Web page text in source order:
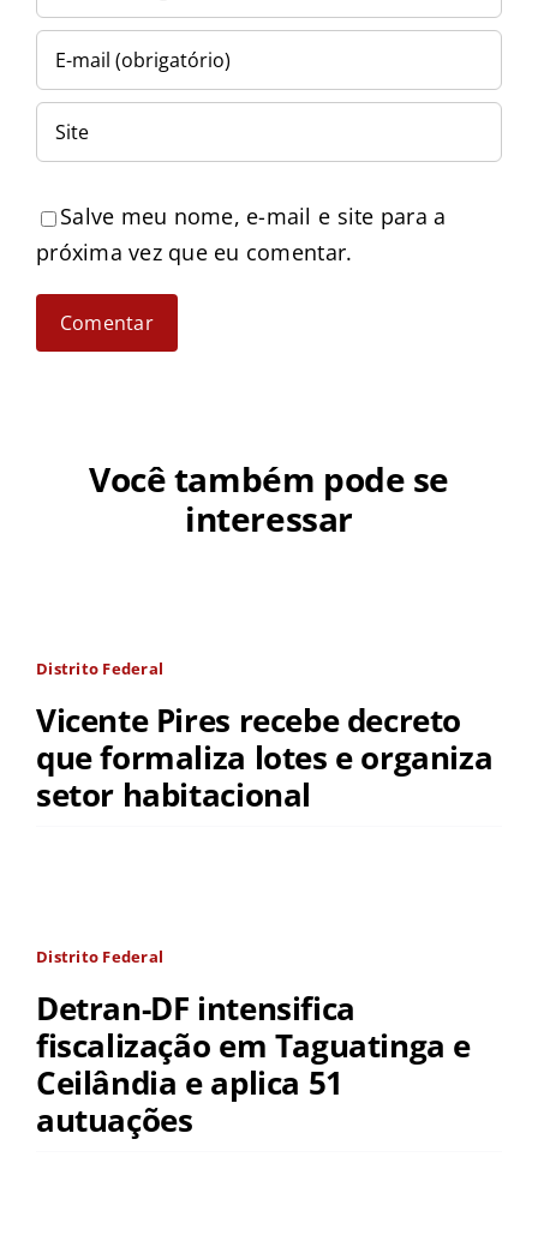
Salve meu nome, e-mail e site para a
próxima vez que eu comentar.
Você também pode se
interessar
Distrito Federal
Vicente Pires recebe decreto
que formaliza lotes e organiza
setor habitacional
Distrito Federal
Detran-DF intensifica
fiscalização em Taguatinga e
Ceilândia e aplica 51
autuações